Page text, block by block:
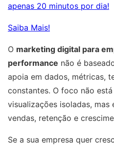
apenas 20 minutos por dia!
Saiba Mais!
O marketing digital para
performance não é
apoia em dados, métricas,
constantes. O foco não
visualizações isoladas, mas
vendas, retenção e
Se a sua empresa quer